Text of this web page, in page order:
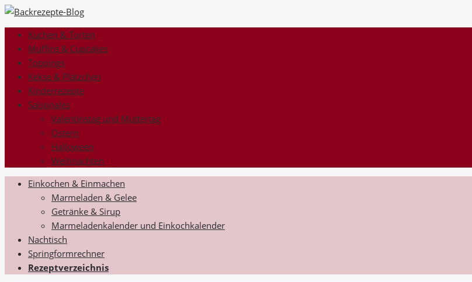
Kuchen & Torten
Muffins & Cupcakes
Toppings
Kekse & Plätzchen
Kinderrezepte
Saisonales
Valentinstag und Muttertag
Ostern
Halloween
Weihnachten
Einkochen & Einmachen
Marmeladen & Gelee
Getränke & Sirup
Marmeladenkalender und Einkochkalender
Nachtisch
Springformrechner
Rezeptverzeichnis